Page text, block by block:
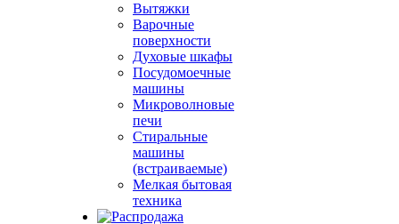
Вытяжки
Варочные
поверхности
Духовые шкафы
Посудомоечные
машины
Микроволновые
печи
Стиральные
машины
(встраиваемые)
Мелкая бытовая
техника